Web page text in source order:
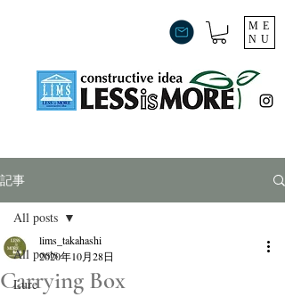
ME
NU
記事
All posts
Lure
All posts
Carrying Box
lims_takahashi
2020年10月28日